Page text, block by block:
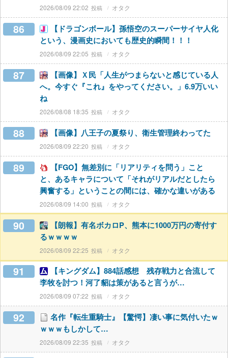
2026/08/09 22:02 オタク
86
【ドラゴンボール】孫悟空のスーパーサイヤ人化
という、漫画史においても歴史的瞬間！！！
2026/08/09 22:05 オタク
87
【画像】Ｘ民「人生がつまらないと感じている人
へ。今すぐ『これ』をやってください。」6.9万いい
ね
2026/08/08 18:35 オタク
88 【画像】八王子の夏祭り、衛生管理終わってた
2026/08/09 22:20 オタク
89
【FGO】無差別に「リアリティを問う」こと
と、あるキャラについて「それがリアルだとしたら
興奮する」ということの間には、確かな違いがある
2026/08/09 14:00 オタク
90
【朗報】有名ボカロP、熊本に1000万円の寄付す
るｗｗｗｗ
2026/08/09 22:25 オタク
91
【キングダム】884話感想 残存戦力と合流して
李牧を討つ！河了貂は策があると言うが…
2026/08/09 07:22 オタク
92
名作『転生重騎士』【驚愕】凄い事に気付いたｗ
ｗｗｗもしかして…
2026/08/09 22:35 オタク